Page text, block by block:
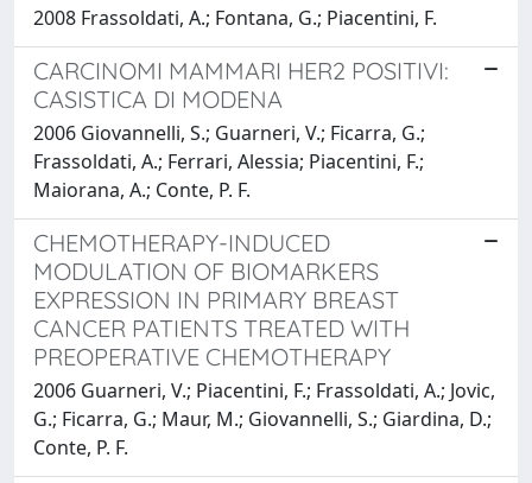
2008 Frassoldati, A.; Fontana, G.; Piacentini, F.
CARCINOMI MAMMARI HER2 POSITIVI:
CASISTICA DI MODENA
2006 Giovannelli, S.; Guarneri, V.; Ficarra, G.;
Frassoldati, A.; Ferrari, Alessia; Piacentini, F.;
Maiorana, A.; Conte, P. F.
CHEMOTHERAPY-INDUCED
MODULATION OF BIOMARKERS
EXPRESSION IN PRIMARY BREAST
CANCER PATIENTS TREATED WITH
PREOPERATIVE CHEMOTHERAPY
2006 Guarneri, V.; Piacentini, F.; Frassoldati, A.; Jovic,
G.; Ficarra, G.; Maur, M.; Giovannelli, S.; Giardina, D.;
Conte, P. F.